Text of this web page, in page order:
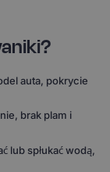
auta, pokrycie
brak plam i
lub spłukać wodą,